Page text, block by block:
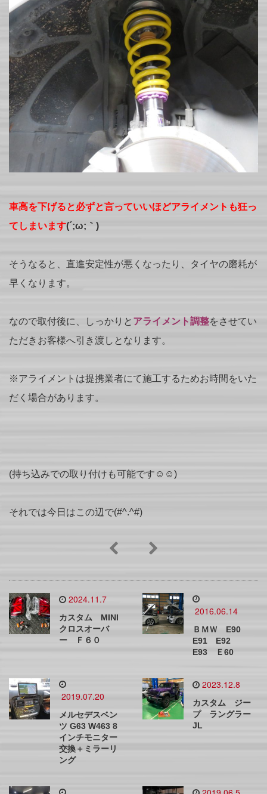
車高を下げると必ずと言っていいほどアライメントも狂っ
てしまいます(´;ω;｀)
そうなると、直進安定性が悪くなったり、タイヤの磨耗が
早くなります。
なので取付後に、しっかりと アライメント調整をさせてい
ただきお客様へ引き渡しとなります。
※アライメントは提携業者にて施工するためお時間をいた
だく場合があります。
(持ち込みでの取り付けも可能です☺☺)
それでは今日はこの辺で(#^.^#)
2024.11.7
カスタム MINI
クロスオーバ
ー Ｆ６０
2016.06.14
ＢＭＷ E90
E91 E92
E93 Ｅ60
2019.07.20
メルセデスベン
ツ G63 W463 8
インチモニター
交換＋ミラーリ
ング
2023.12.8
カスタム ジー
プ ラングラー
JL